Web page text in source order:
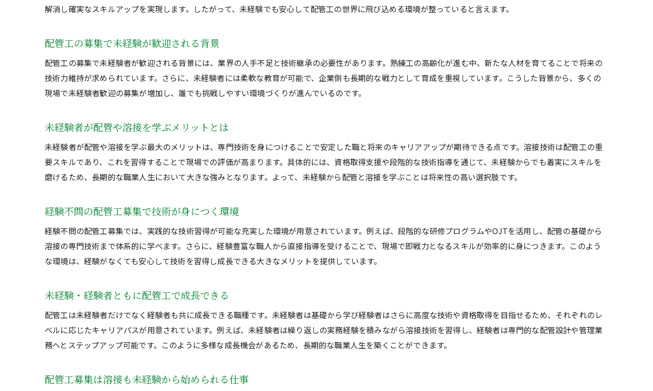
配管工募集で重視される未経験者の意欲
未経験から溶接技術を配管工で身につける方法
配管工経験者が実践する溶接スキル向上術
配管工募集で学ぶ溶接の基礎と応用力
配管工の現場で役立つ溶接技術の習得ポイント
未経験歓迎の配管工で安定収入を目指す
配管工募集は未経験から安定収入が目指せる
溶接を学ぶことで配管工の収入アップを狙う
経験者も満足できる配管工の収入安定性の秘密
未経験者が配管工で収入を増やすための工夫
経験者も評価される配管工のキャリアアップ法
未経験で配管工に転職するメリットを徹底解説
配管工募集でキャリア形成を目指す未経験者へ
解消し確実なスキルアップを実現します。したがって、未経験でも安心して配管工の世界に飛び込める環境が整っていると言えます。
配管工の募集で未経験が歓迎される背景
配管工の募集で未経験者が歓迎される背景には、業界の人手不足と技術継承の必要性があります。熟練工の高齢化が進む中、新たな人材を育てることで将来の
技術力維持が求められています。さらに、未経験者には柔軟な教育が可能で、企業側も長期的な戦力として育成を重視しています。こうした背景から、多くの
現場で未経験者歓迎の募集が増加し、誰でも挑戦しやすい環境づくりが進んでいるのです。
未経験者が配管や溶接を学ぶメリットとは
未経験者が配管や溶接を学ぶ最大のメリットは、専門技術を身につけることで安定した職と将来のキャリアアップが期待できる点です。溶接技術は配管工の重
要スキルであり、これを習得することで現場での評価が高まります。具体的には、資格取得支援や段階的な技術指導を通じて、未経験からでも着実にスキルを
磨けるため、長期的な職業人生において大きな強みとなります。よって、未経験から配管と溶接を学ぶことは将来性の高い選択肢です。
経験不問の配管工募集で技術が身につく環境
経験不問の配管工募集では、実践的な技術習得が可能な充実した環境が用意されています。例えば、段階的な研修プログラムやOJTを活用し、配管の基礎から
溶接の専門技術まで体系的に学べます。さらに、経験豊富な職人から直接指導を受けることで、現場で即戦力となるスキルが効率的に身につきます。このよう
な環境は、経験がなくても安心して技術を習得し成長できる大きなメリットを提供しています。
未経験・経験者ともに配管工で成長できる
配管工は未経験者だけでなく経験者も共に成長できる職種です。未経験者は基礎から学び経験者はさらに高度な技術や資格取得を目指せるため、それぞれのレ
ベルに応じたキャリアパスが用意されています。例えば、未経験者は繰り返しの実務経験を積みながら溶接技術を習得し、経験者は専門的な配管設計や管理業
務へとステップアップ可能です。このように多様な成長機会があるため、長期的な職業人生を築くことができます。
配管工募集は溶接も未経験から始められる仕事